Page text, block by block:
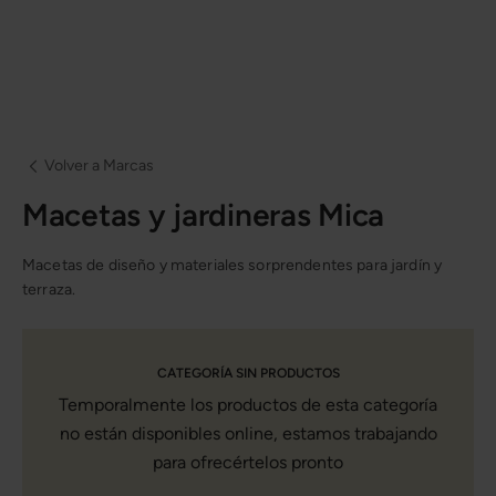
Volver a Marcas
Macetas y jardineras Mica
Macetas de diseño y materiales sorprendentes para jardín y
terraza.
CATEGORÍA SIN PRODUCTOS
Temporalmente los productos de esta categoría
no están disponibles online, estamos trabajando
para ofrecértelos pronto